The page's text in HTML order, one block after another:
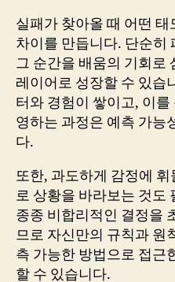
실패가 찾아올 때 어떤
차이를 만듭니다. 단순히
그 순간을 배움의 기회로
레이어로 성장할 수 있습
터와 경험이 쌓이고, 이
영하는 과정은 예측 가능
다.
또한, 과도하게 감정에
로 상황을 바라보는 것도
종종 비합리적인 결정을
므로 자신만의 규칙과 원
측 가능한 방법으로 접근
할 수 있습니다.